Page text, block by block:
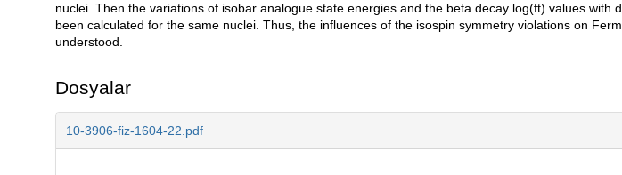
nuclei. Then the variations of isobar analogue state energies and the beta decay log(ft) values with
been calculated for the same nuclei. Thus, the influences of the isospin symmetry violations on
understood.
Dosyalar
10-3906-fiz-1604-22.pdf